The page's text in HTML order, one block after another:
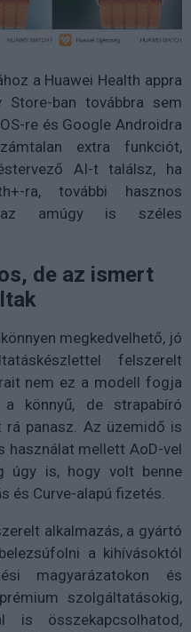
a Huawei Health appra
ban továbbra sem
re és Google Androidra
extra funkciót,
AI-t találsz, ha
ra, további hasznos
az amúgy is széles
de az ismert
megkedvelhető, jó
felszerelt
nem ez a modell fogja
könnyű, de strapabíró
rá panasz. Az üzemidő is
használat mellett AoD-vel
úgy is, hogy volt benne
és Curve-alapú fizetés.
alkalmazás, a gyártó
a kihívásoktól
magyarázatokon és
szolgáltatásokig,
is összekapcsolhatod,